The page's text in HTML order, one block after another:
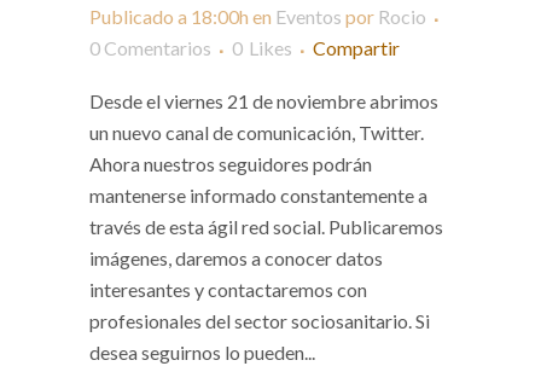
Publicado a 18:00h en Eventos por Rocio
0 Comentarios
0 Likes Compartir
Desde el viernes 21 de noviembre abrimos
un nuevo canal de comunicación, Twitter.
Ahora nuestros seguidores podrán
mantenerse informado constantemente a
través de esta ágil red social. Publicaremos
imágenes, daremos a conocer datos
interesantes y contactaremos con
profesionales del sector sociosanitario. Si
desea seguirnos lo pueden...